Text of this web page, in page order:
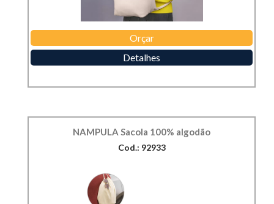
Orçar
Detalhes
NAMPULA Sacola 100% algodão
Cod.: 92933